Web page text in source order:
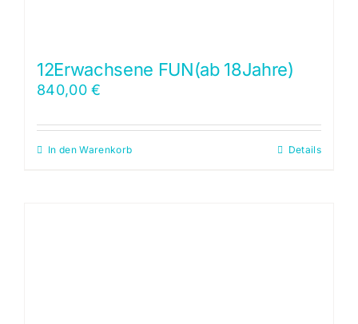
12Erwachsene FUN(ab 18Jahre)
840,00€
In den Warenkorb Details